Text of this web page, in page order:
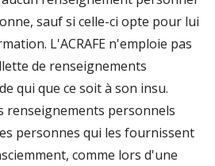
sauf si celle-ci opte pour lui
L'ACRAFE n'emploie pas
de renseignements
qui que ce soit à son insu.
renseignements personnels
personnes qui les fournissent
comme lors d'une